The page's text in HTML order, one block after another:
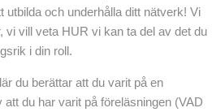
utbilda och underhålla ditt nätverk! Vi
vi vill veta HUR vi kan ta del av det du
i din roll.
du berättar att du varit på en
du har varit på föreläsningen (VAD